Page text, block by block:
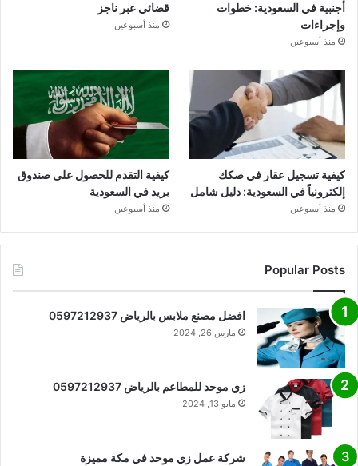
أجنبية في السعودية: خطوات
وإجراءات
منذ أسبوعين
قضائي عبر ناجز
منذ أسبوعين
كيفية تسجيل عقار في صكك
إلكترونياً في السعودية: دليل شامل
منذ أسبوعين
كيفية التقدم للحصول على صندوق
بريد في السعودية
منذ أسبوعين
Popular Posts
افضل مصنع ملابس بالرياض 0597212937
مارس 26, 2024
زي موحد للمطاعم بالرياض 0597212937
مايو 13, 2024
شركة عمل زي موحد في مكة مميزة